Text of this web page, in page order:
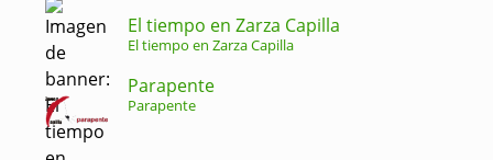
El tiempo en Zarza Capilla
El tiempo en Zarza Capilla
Parapente
Parapente